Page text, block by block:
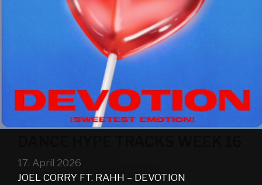
17. April 2026
JOEL CORRY FT. RAHH – DEVOTION